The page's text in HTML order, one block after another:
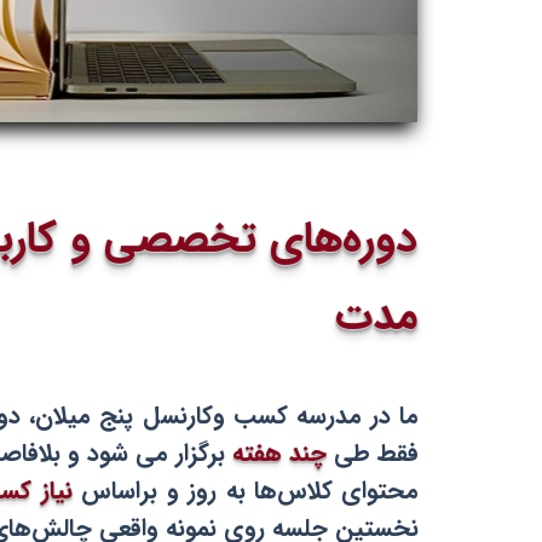
دوره‌هاى تخصصی و
مدت
ما در مدرسه كسب وكارنسل پنج ميلان،
فقط طی چند هفتهبرگزار مى شود و
محتواى كلاس‌ها به روز و براساسنياز
نخستين جلسه روى نمونه واقعی